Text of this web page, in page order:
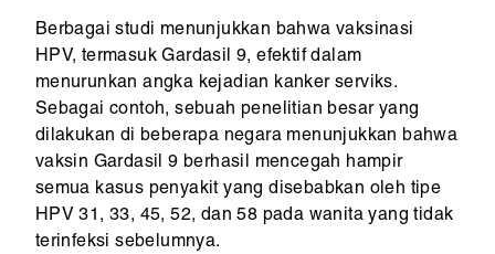
Berbagai studi menunjukkan bahwa vaksinasi
HPV, termasuk Gardasil 9, efektif dalam
menurunkan angka kejadian kanker serviks.
Sebagai contoh, sebuah penelitian besar yang
dilakukan di beberapa negara menunjukkan bahwa
vaksin Gardasil 9 berhasil mencegah hampir
semua kasus penyakit yang disebabkan oleh tipe
HPV 31, 33, 45, 52, dan 58 pada wanita yang tidak
terinfeksi sebelumnya.